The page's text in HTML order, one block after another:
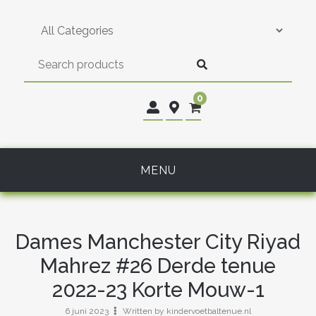
0
MENU
Dames Manchester City Riyad
Mahrez #26 Derde tenue
2022-23 Korte Mouw-1
6 juni 2023 Written by kindervoetbaltenue.nl